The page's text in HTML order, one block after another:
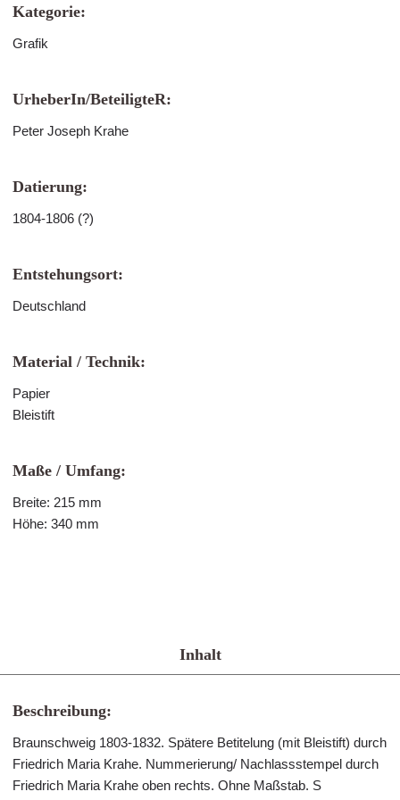
Kategorie:
Grafik
UrheberIn/BeteiligteR:
Peter Joseph Krahe
Datierung:
1804-1806 (?)
Entstehungsort:
Deutschland
Material / Technik:
Papier
Bleistift
Maße / Umfang:
Breite: 215 mm
Höhe: 340 mm
Inhalt
Beschreibung:
Braunschweig 1803-1832. Spätere Betitelung (mit Bleistift) durch
Friedrich Maria Krahe. Nummerierung/ Nachlassstempel durch
Friedrich Maria Krahe oben rechts. Ohne Maßstab. S